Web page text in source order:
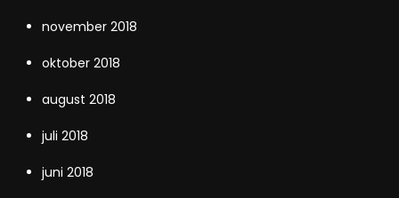
november 2018
oktober 2018
august 2018
juli 2018
juni 2018